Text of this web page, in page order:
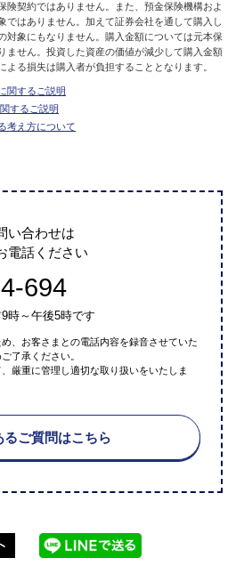
険契約ではありません。また、預金保険機構およ
ではありません。加えて証券会社を通して購入し
対象にもなりません。購入金額については元本保
ません。投資した資産の価値が減少して購入金額
よる損失は購入者が負担することとなります。
関するご説明
するご説明
考え方について
い合わせは
電話ください
694
時～午後5時です
、お客さまとの電話内容を録音させていた
了承ください。
厳重に管理し適切な取り扱いをいたしま
るご質問はこちら